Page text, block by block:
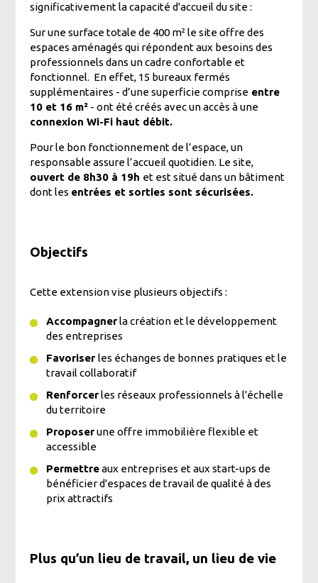
significativement la capacité d'accueil du site :
Sur une surface totale de 400 m² le site offre des
espaces aménagés qui répondent aux besoins des
professionnels dans un cadre confortable et
fonctionnel. En effet, 15 bureaux fermés
supplémentaires - d’une superficie comprise entre
10 et 16 m² - ont été créés avec un accès à une
connexion Wi-Fi haut débit.
Pour le bon fonctionnement de l’espace, un
responsable assure l’accueil quotidien. Le site,
ouvert de 8h30 à 19h et est situé dans un bâtiment
dont les entrées et sorties sont sécurisées.
Objectifs
Cette extension vise plusieurs objectifs :
Accompagnerla création et le développement
des entreprises
Favoriserles échanges de bonnes pratiques et le
travail collaboratif
Renforcerles réseaux professionnels à l'échelle
du territoire
Proposerune offre immobilière flexible et
accessible
Permettreaux entreprises et aux start-ups de
bénéficier d'espaces de travail de qualité à des
prix attractifs
Plus qu’un lieu de travail, un lieu de vie